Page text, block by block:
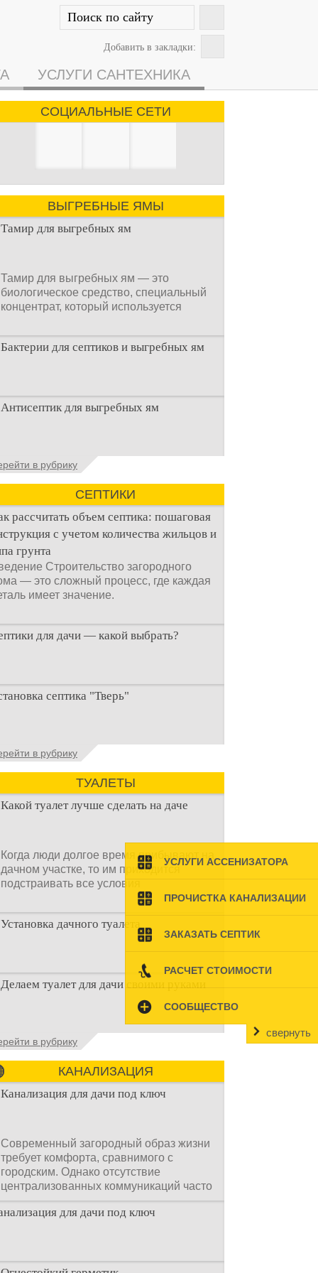
УСЛУГИ АССЕНИЗАТОРА
ПРОЧИСТКА КАНАЛИЗАЦИИ
ЗАКАЗАТЬ СЕПТИК
РАСЧЕТ СТОИМОСТИ
СООБЩЕСТВО
свернуть
Добавить в закладки:
УСЛУГИ САНТЕХНИКА
СОЦИАЛЬНЫЕ СЕТИ
ВЫГРЕБНЫЕ ЯМЫ
Тамир для выгребных ям
Тамир для выгребных ям — это
биологическое средство, специальный
концентрат, который используется
Бактерии для септиков и выгребных ям
Очистка канализационного стока или
выгребной ямой всегда являлась не
Антисептик для выгребных ям
Общие сведения об антисептиках
Антисептик для выгребных ям – это
специальные препараты, которые
в рубрику
СЕПТИКИ
рассчитать объем септика: пошаговая
с учетом количества жильцов и
грунта
Строительство загородного
— это сложный процесс, где каждая
имеет значение.
для дачи — какой выбрать?
строительстве дачи одной из
задач становится
септика "Тверь"
септика Тверь - важнейший
утилизации сточных вод в частных
и на загородных
в рубрику
ТУАЛЕТЫ
Какой туалет лучше сделать на даче
Когда люди долгое время прибывают на
дачном участке, то им приходится
подстраивать все условия
Установка дачного туалета
Наличие туалета на даче не является
необходимостью для каждого дачника.
Но многие люди думают, что
Делаем туалет для дачи своими руками
Туалеты для дачи – это устройства, с
которых начинается благоустройство
дачного участка, частного
в рубрику
КАНАЛИЗАЦИЯ
Канализация для дачи под ключ
Современный загородный образ жизни
требует комфорта, сравнимого с
городским. Однако отсутствие
централизованных коммуникаций часто
становится главным препятствием.
Многие владельцы ошибочно полагают,
для дачи под ключ